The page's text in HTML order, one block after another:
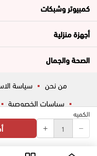
الكميه
كمبيوتر وشبكات
أجهزة منزلية
الصحة والجمال
من نحن سياسة
سياسات الخصوصية
المساعدة